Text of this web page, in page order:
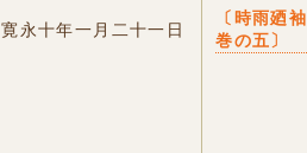
寛永十年一月二十一日
〔時雨
巻の五〕